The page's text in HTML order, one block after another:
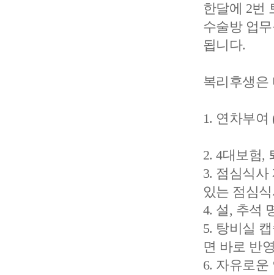
한달에 2번
수술방 업
됩니다.
복리후생
1. 연차부여
2. 4대보험,
3. 점심식사
있는 점심
4. 설, 추석
5. 탕비실
면 바로 반
6. 자유로